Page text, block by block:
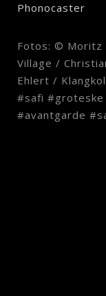
Phonocaster
Fotos: © Moritz
Village /
Ehlert /
#safi #groteske
#avantgarde